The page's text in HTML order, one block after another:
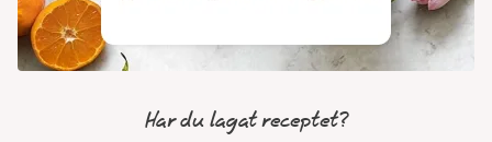
Har du lagat receptet?